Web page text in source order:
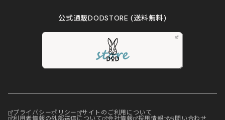
公式通販DODSTORE(送料無料)
プライバシーポリシー サイトのご利用について